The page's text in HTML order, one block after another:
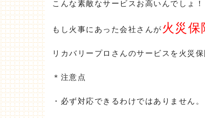
こんな素敵なサービスお高いんでしょ
もし火事にあった会社さんが火災
リカバリープロさんのサービスを火災
＊注意点
・必ず対応できるわけではありません。